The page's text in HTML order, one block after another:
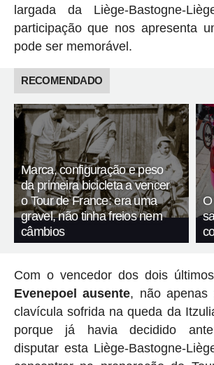
largada da Liège-Bastogne-
participação que nos apresenta
pode ser memorável.
RECOMENDADO
Marca, configuração e peso
da primeira bicicleta a vencer
o Tour de France: era uma
gravel, não tinha freios nem
câmbios
Com o vencedor dos dois
Evenepoel ausente, não apenas
clavícula sofrida na queda da
porque já havia decidido
disputar esta Liège-Bastogne-